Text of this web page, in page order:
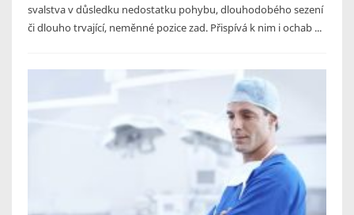
svalstva v důsledku nedostatku pohybu, dlouhodobého sezení
či dlouho trvající, neměnné pozice zad. Přispívá k nim i ochab ...